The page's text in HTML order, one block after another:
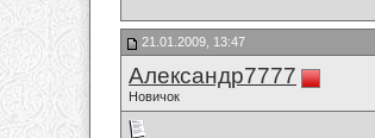
21.01.2009, 13:47
Александр7777
Новичок